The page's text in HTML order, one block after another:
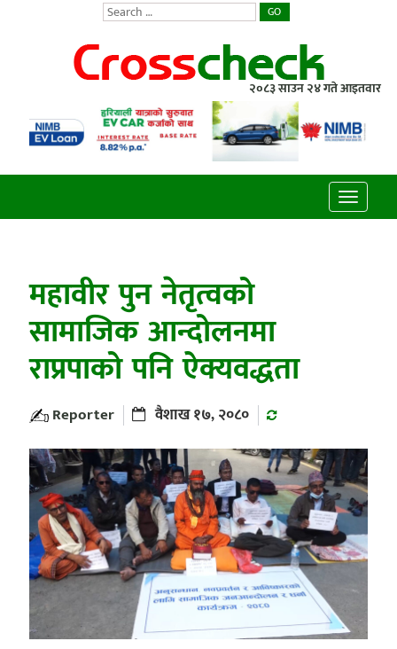
GO
२०८३ साउन २४ गते आइतवार
Toggle
महावीर पुन नेतृत्वको
सामाजिक आन्दोलनमा
राप्रपाको पनि ऐक्यवद्धता
Reporter वैशाख १७, २०८०